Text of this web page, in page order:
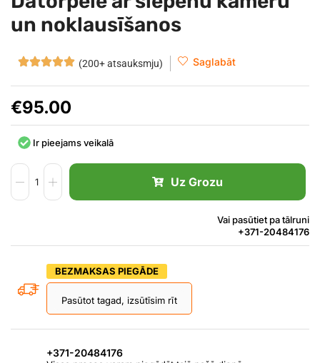
un noklausīšanos
(200+ atsauksmju) Saglabāt
€95.00
Ir pieejams veikalā
Uz Grozu
Vai pasūtiet pa tālruni
+371-20484176
BEZMAKSAS PIEGĀDE
Pasūtot tagad, izsūtīsim rīt
+371-20484176